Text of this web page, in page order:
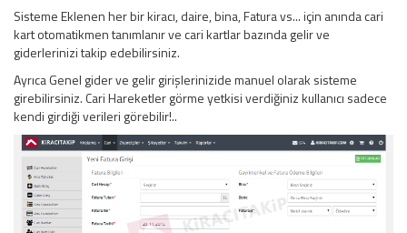
Sisteme Eklenen her bir kiracı, daire, bina, Fatura vs... için anında cari
kart otomatikmen tanımlanır ve cari kartlar bazında gelir ve
giderlerinizi takip edebilirsiniz.
Ayrıca Genel gider ve gelir girişlerinizide manuel olarak sisteme
girebilirsiniz. Cari Hareketler görme yetkisi verdiğiniz kullanıcı sadece
kendi girdiği verileri görebilir!..